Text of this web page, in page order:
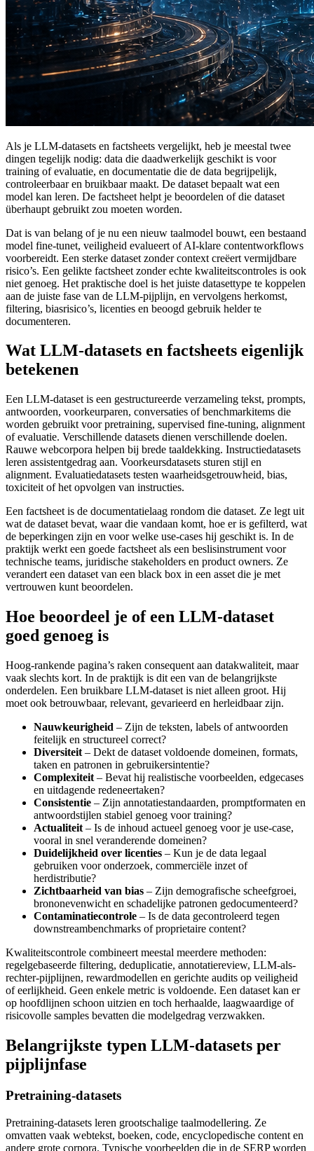
Als je LLM-datasets en factsheets vergelijkt, heb je meestal twee
dingen tegelijk nodig: data die daadwerkelijk geschikt is voor
training of evaluatie, en documentatie die de data begrijpelijk,
controleerbaar en bruikbaar maakt. De dataset bepaalt wat een
model kan leren. De factsheet helpt je beoordelen of die dataset
überhaupt gebruikt zou moeten worden.
Dat is van belang of je nu een nieuw taalmodel bouwt, een bestaand
model fine-tunet, veiligheid evalueert of AI-klare contentworkflows
voorbereidt. Een sterke dataset zonder context creëert vermijdbare
risico’s. Een gelikte factsheet zonder echte kwaliteitscontroles is ook
niet genoeg. Het praktische doel is het juiste datasettype te koppelen
aan de juiste fase van de LLM-pijplijn, en vervolgens herkomst,
filtering, biasrisico’s, licenties en beoogd gebruik helder te
documenteren.
Wat LLM-datasets en factsheets eigenlijk
betekenen
Een LLM-dataset is een gestructureerde verzameling tekst, prompts,
antwoorden, voorkeurparen, conversaties of benchmarkitems die
worden gebruikt voor pretraining, supervised fine-tuning, alignment
of evaluatie. Verschillende datasets dienen verschillende doelen.
Rauwe webcorpora helpen bij brede taaldekking. Instructiedatasets
leren assistentgedrag aan. Voorkeursdatasets sturen stijl en
alignment. Evaluatiedatasets testen waarheidsgetrouwheid, bias,
toxiciteit of het opvolgen van instructies.
Een factsheet is de documentatielaag rondom die dataset. Ze legt uit
wat de dataset bevat, waar die vandaan komt, hoe er is gefilterd, wat
de beperkingen zijn en voor welke use-cases hij geschikt is. In de
praktijk werkt een goede factsheet als een beslisinstrument voor
technische teams, juridische stakeholders en product owners. Ze
verandert een dataset van een black box in een asset die je met
vertrouwen kunt beoordelen.
Hoe beoordeel je of een LLM-dataset
goed genoeg is
Hoog-rankende pagina’s raken consequent aan datakwaliteit, maar
vaak slechts kort. In de praktijk is dit een van de belangrijkste
onderdelen. Een bruikbare LLM-dataset is niet alleen groot. Hij
moet ook betrouwbaar, relevant, gevarieerd en herleidbaar zijn.
Nauwkeurigheid – Zijn de teksten, labels of antwoorden
feitelijk en structureel correct?
Diversiteit – Dekt de dataset voldoende domeinen, formats,
taken en patronen in gebruikersintentie?
Complexiteit – Bevat hij realistische voorbeelden, edgecases
en uitdagende redeneertaken?
Consistentie – Zijn annotatiestandaarden, promptformaten en
antwoordstijlen stabiel genoeg voor training?
Actualiteit – Is de inhoud actueel genoeg voor je use-case,
vooral in snel veranderende domeinen?
Duidelijkheid over licenties – Kun je de data legaal
gebruiken voor onderzoek, commerciële inzet of
herdistributie?
Zichtbaarheid van bias – Zijn demografische scheefgroei,
brononevenwicht en schadelijke patronen gedocumenteerd?
Contaminatiecontrole – Is de data gecontroleerd tegen
downstreambenchmarks of proprietaire content?
Kwaliteitscontrole combineert meestal meerdere methoden:
regelgebaseerde filtering, deduplicatie, annotatiereview, LLM-als-
rechter-pijplijnen, rewardmodellen en gerichte audits op veiligheid
of eerlijkheid. Geen enkele metric is voldoende. Een dataset kan er
op hoofdlijnen schoon uitzien en toch herhaalde, laagwaardige of
risicovolle samples bevatten die modelgedrag verzwakken.
Belangrijkste typen LLM-datasets per
pijplijnfase
Pretraining-datasets
Pretraining-datasets leren grootschalige taalmodellering. Ze
omvatten vaak webtekst, boeken, code, encyclopedische content en
andere grote corpora. Typische voorbeelden die in de SERP worden